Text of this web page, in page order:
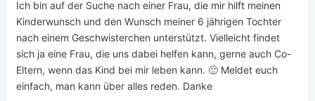
Ich bin auf der Suche nach einer Frau, die mir hilft meinen
Kinderwunsch und den Wunsch meiner 6 jährigen Tochter
nach einem Geschwisterchen unterstützt. Vielleicht findet
sich ja eine Frau, die uns dabei helfen kann, gerne auch Co-
Eltern, wenn das Kind bei mir leben kann. 🙂 Meldet euch
einfach, man kann über alles reden. Danke